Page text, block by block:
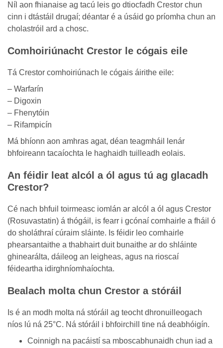
Níl aon fhianaise ag tacú leis go dtiocfadh Crestor chun
cinn i dtástáil drugaí; déantar é a úsáid go príomha chun an
cholastróil ard a chosc.
Comhoiriúnacht Crestor le cógais eile
Tá Crestor comhoiriúnach le cógais áirithe eile:
– Warfarín
– Digoxin
– Fhenytóin
– Rifampicín
Má bhíonn aon amhras agat, déan teagmháil lenár
bhfoireann tacaíochta le haghaidh tuilleadh eolais.
An féidir leat alcól a ól agus tú ag glacadh
Crestor?
Cé nach bhfuil toirmeasc iomlán ar alcól a ól agus Crestor
(Rosuvastatin) á thógáil, is fearr i gcónaí comhairle a fháil ó
do sholáthraí cúraim sláinte. Is féidir leo comhairle
phearsantaithe a thabhairt duit bunaithe ar do shláinte
ghinearálta, dáileog an leigheas, agus na rioscaí
féideartha idirghníomhaíochta.
Bealach molta chun Crestor a stóráil
Is é an modh molta ná stóráil ag teocht dhronuilleogach
níos lú ná 25°C. Ná stóráil i bhfoirchill tine ná deabhóigín.
Coinnigh na pacáistí sa mboscabhunaidh chun iad a